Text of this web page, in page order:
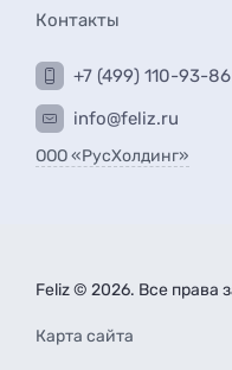
Контакты
+7 (499) 110-93-86
info@feliz.ru
ООО «РусХолдинг»
Feliz © 2026. Все права
Карта сайта